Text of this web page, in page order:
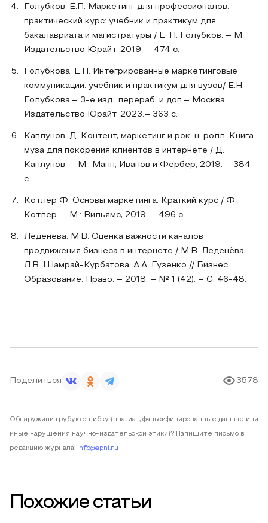
Голубков, Е.П. Маркетинг для профессионалов:
практический курс: учебник и практикум для
бакалавриата и магистратуры / Е. П. Голубков. – М.:
Издательство Юрайт, 2019. – 474 с.
Голубкова, Е.Н. Интегрированные маркетинговые
коммуникации: учебник и практикум для вузов/ Е.Н.
Голубкова.– 3-е изд., перераб. и доп.– Москва:
Издательство Юрайт, 2023.– 363 с.
Каплунов, Д. Контент, маркетинг и рок-н-ролл. Книга-
муза для покорения клиентов в интернете / Д.
Каплунов. – М.: Манн, Иванов и Фербер, 2019. – 384
с.
Котлер Ф. Основы маркетинга. Краткий курс / Ф.
Котлер. – М.: Вильямс, 2019. – 496 с.
Леденёва, М.В. Оценка важности каналов
продвижения бизнеса в интернете / М.В. Леденёва,
Л.В. Шамрай-Курбатова, А.А. Гузенко // Бизнес.
Образование. Право. – 2018. – № 1 (42). – С. 46-48.
Поделиться 3578
Обнаружили грубую ошибку (плагиат, фальсифицированные данные или
иные нарушения научно-издательской этики)? Напишите письмо в
редакцию журнала: info@apni.ru
Похожие статьи